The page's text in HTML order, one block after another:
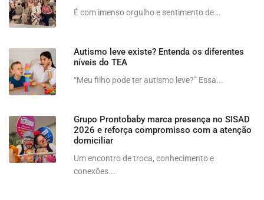
É com imenso orgulho e sentimento de...
Autismo leve existe? Entenda os diferentes
níveis do TEA
“Meu filho pode ter autismo leve?” Essa...
Grupo Prontobaby marca presença no SISAD
2026 e reforça compromisso com a atenção
domiciliar
Um encontro de troca, conhecimento e
conexões...